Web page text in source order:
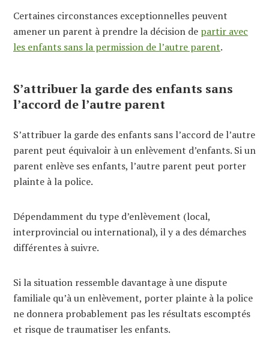
Certaines circonstances exceptionnelles peuvent
amener un parent à prendre la décision de partir avec
les enfants sans la permission de l’autre parent.
S’attribuer la garde des enfants sans
l’accord de l’autre parent
S’attribuer la garde des enfants sans l’accord de l’autre
parent peut équivaloir à un enlèvement d’enfants. Si un
parent enlève ses enfants, l’autre parent peut porter
plainte à la police.
Dépendamment du type d’enlèvement (local,
interprovincial ou international), il y a des démarches
différentes à suivre.
Si la situation ressemble davantage à une dispute
familiale qu’à un enlèvement, porter plainte à la police
ne donnera probablement pas les résultats escomptés
et risque de traumatiser les enfants.